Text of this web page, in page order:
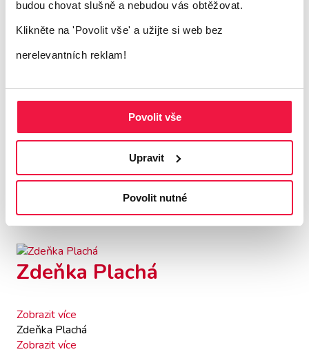
budou chovat slušně a nebudou vás obtěžovat.
Klikněte na 'Povolit vše' a užijte si web bez
nerelevantních reklam!
Povolit vše
Upravit
Povolit nutné
Tomáš Maluš
Zobrazit více
Roman Kubín
Zobrazit více
Zdeňka Plachá
Zobrazit více
Zdeňka Plachá
Zobrazit více